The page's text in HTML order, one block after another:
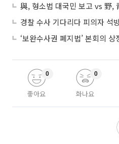
좋아요
0
화나요
0